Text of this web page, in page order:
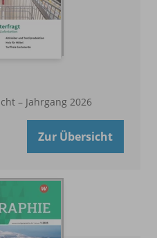
– Jahrgang 2026
Zur Übersicht